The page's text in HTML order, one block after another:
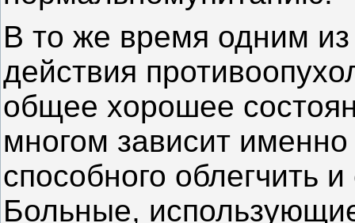
В то же время одним
действия
общее хорошее
многом зависит
способного облегчить
Больные,